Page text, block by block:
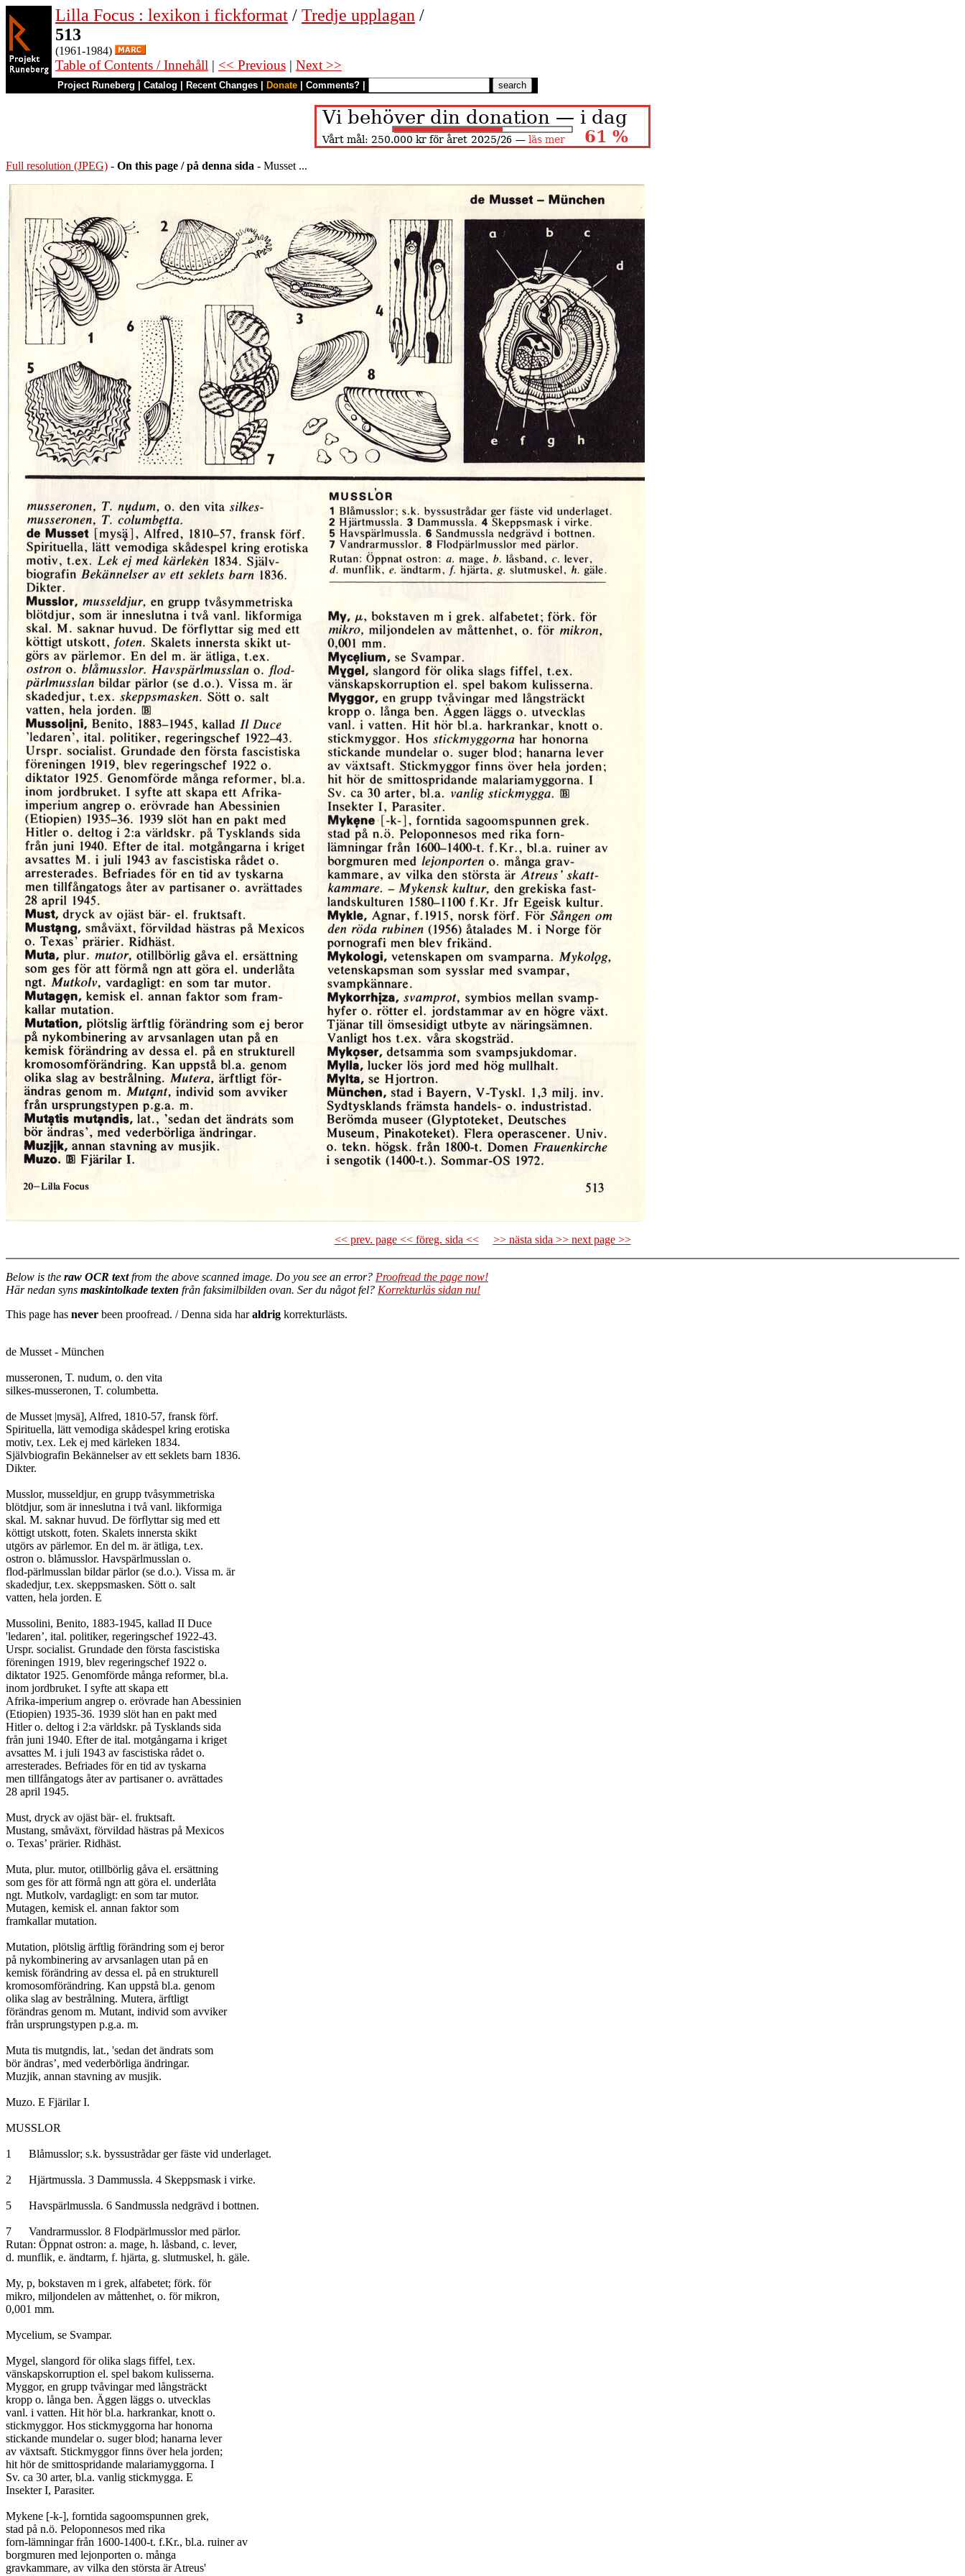
Lilla Focus : lexikon i fickformat / Tredje upplagan /
513
(1961-1984)
Table of Contents / Innehåll | << Previous | Next >>
Project Runeberg Catalog Recent Changes Donate Comments?
Full resolution (JPEG) - On this page / på denna sida - Musset ...
<< prev. page << föreg. sida << >> nästa sida >> next page >>
Below is the raw OCR textfrom the above scanned image. Do you see an error? Proofread the page now!
Här nedan syns maskintolkade texten från faksimilbilden ovan. Ser du något fel? Korrekturläs sidan nu!
This page has never been proofread. / Denna sida haraldrig korrekturlästs.
de Musset - München
musseronen, T. nudum, o. den vita
silkes-musseronen, T. columbetta.
de Musset |mysä], Alfred, 1810-57, fransk förf.
Spirituella, lätt vemodiga skådespel kring erotiska
motiv, t.ex. Lek ej med kärleken 1834.
Självbiografin Bekännelser av ett seklets barn 1836.
Dikter.
Musslor, musseldjur, en grupp tvåsymmetriska
blötdjur, som är inneslutna i två vanl. likformiga
skal. M. saknar huvud. De förflyttar sig med ett
köttigt utskott, foten. Skalets innersta skikt
utgörs av pärlemor. En del m. är ätliga, t.ex.
ostron o. blåmusslor. Havspärlmusslan o.
flod-pärlmusslan bildar pärlor (se d.o.). Vissa m. är
skadedjur, t.ex. skeppsmasken. Sött o. salt
vatten, hela jorden. E
Mussolini, Benito, 1883-1945, kallad II Duce
'ledaren’, ital. politiker, regeringschef 1922-43.
Urspr. socialist. Grundade den första fascistiska
föreningen 1919, blev regeringschef 1922 o.
diktator 1925. Genomförde många reformer, bl.a.
inom jordbruket. I syfte att skapa ett
Afrika-imperium angrep o. erövrade han Abessinien
(Etiopien) 1935-36. 1939 slöt han en pakt med
Hitler o. deltog i 2:a världskr. på Tysklands sida
från juni 1940. Efter de ital. motgångarna i kriget
avsattes M. i juli 1943 av fascistiska rådet o.
arresterades. Befriades för en tid av tyskarna
men tillfångatogs åter av partisaner o. avrättades
28 april 1945.
Must, dryck av ojäst bär- el. fruktsaft.
Mustang, småväxt, förvildad hästras på Mexicos
o. Texas’ prärier. Ridhäst.
Muta, plur. mutor, otillbörlig gåva el. ersättning
som ges för att förmå ngn att göra el. underlåta
ngt. Mutkolv, vardagligt: en som tar mutor.
Mutagen, kemisk el. annan faktor som
framkallar mutation.
Mutation, plötslig ärftlig förändring som ej beror
på nykombinering av arvsanlagen utan på en
kemisk förändring av dessa el. på en strukturell
kromosomförändring. Kan uppstå bl.a. genom
olika slag av bestrålning. Mutera, ärftligt
förändras genom m. Mutant, individ som avviker
från ursprungstypen p.g.a. m.
Muta tis mutgndis, lat., 'sedan det ändrats som
bör ändras’, med vederbörliga ändringar.
Muzjik, annan stavning av musjik.
Muzo. E Fjärilar I.
MUSSLOR
1	Blåmusslor; s.k. byssustrådar ger fäste vid underlaget.
2	Hjärtmussla. 3 Dammussla. 4 Skeppsmask i virke.
5	Havspärlmussla. 6 Sandmussla nedgrävd i bottnen.
7	Vandrarmusslor. 8 Flodpärlmusslor med pärlor.
Rutan: Öppnat ostron: a. mage, h. låsband, c. lever,
d. munflik, e. ändtarm, f. hjärta, g. slutmuskel, h. gäle.
My, p, bokstaven m i grek, alfabetet; förk. för
mikro, miljondelen av måttenhet, o. för mikron,
0,001 mm.
Mycelium, se Svampar.
Mygel, slangord för olika slags fiffel, t.ex.
vänskapskorruption el. spel bakom kulisserna.
Myggor, en grupp tvåvingar med långsträckt
kropp o. långa ben. Äggen läggs o. utvecklas
vanl. i vatten. Hit hör bl.a. harkrankar, knott o.
stickmyggor. Hos stickmyggorna har honorna
stickande mundelar o. suger blod; hanarna lever
av växtsaft. Stickmyggor finns över hela jorden;
hit hör de smittospridande malariamyggorna. I
Sv. ca 30 arter, bl.a. vanlig stickmygga. E
Insekter I, Parasiter.
Mykene [-k-], forntida sagoomspunnen grek,
stad på n.ö. Peloponnesos med rika
forn-lämningar från 1600-1400-t. f.Kr., bl.a. ruiner av
borgmuren med lejonporten o. många
gravkammare, av vilka den största är Atreus'